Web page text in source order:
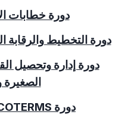
دورة خطابات
دورة التخطيط والرقابة
دورة إدارة وتحصيل
دورة